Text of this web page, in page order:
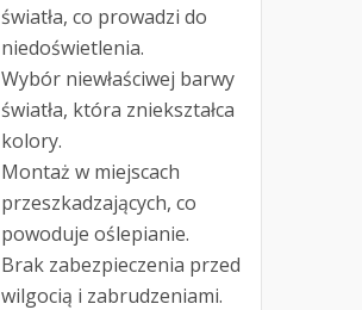
światła, co prowadzi do
niedoświetlenia.
Wybór niewłaściwej barwy
światła, która zniekształca
kolory.
Montaż w miejscach
przeszkadzających, co
powoduje oślepianie.
Brak zabezpieczenia przed
wilgocią i zabrudzeniami.